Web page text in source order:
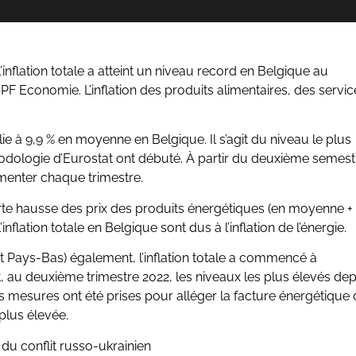
totale a atteint un niveau record en Belgique au
Economie. L’inflation des produits alimentaires, des
à 9,9 % en moyenne en Belgique. Il s’agit du niveau le plus
d’Eurostat ont débuté. À partir du deuxième
chaque trimestre.
hausse des prix des produits énergétiques (en moyenne +
totale en Belgique sont dus à l’inflation de l’énergie.
Bas) également, l’inflation totale a commencé à
deuxième trimestre 2022, les niveaux les plus élevés
mesures ont été prises pour alléger la facture énergétique
élevée.
du conflit russo-ukrainien